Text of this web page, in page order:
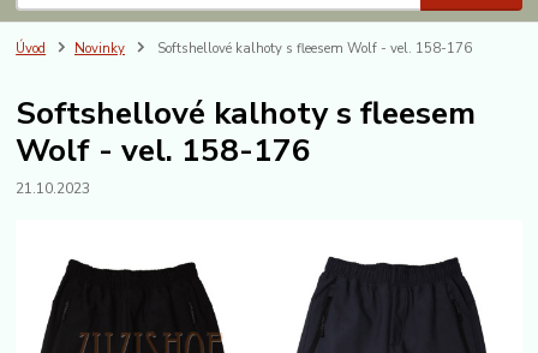
Úvod Novinky Softshellové kalhoty s fleesem Wolf - vel. 158-176
Softshellové kalhoty s fleesem
Wolf - vel. 158-176
21.10.2023